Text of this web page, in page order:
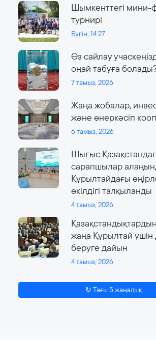
Шымкенттегі мини-
турнирі
Бүгін, 14:27
Өз сайлау
оңай табуға
7 тамыз, 2026
Жаңа жобалар,
және өнеркәсіп
6 тамыз, 2026
Шығыс
сарапшылар
Құрылтайдағы
өкілдігі талқыланды
4 тамыз, 2026
жаңа Құрылтай үшін
беруге дайын
4 тамыз, 2026
↻ Тағы 5 жаңалық